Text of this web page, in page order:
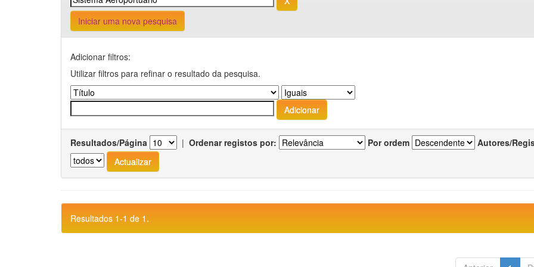
Iniciar uma nova pesquisa
Adicionar filtros:
Utilizar filtros para refinar o resultado da pesquisa.
Resultados/Página | Ordenar registos por: Por ordem Autores/
Resultados 1-1 de 1.